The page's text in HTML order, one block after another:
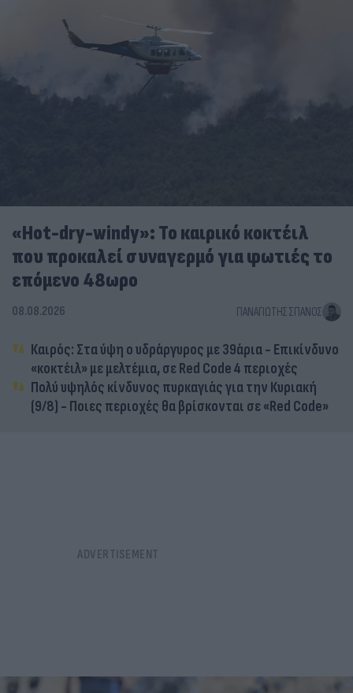
«Hot-dry-windy»: Το καιρικό κοκτέιλ
που προκαλεί συναγερμό για φωτιές το
επόμενο 48ωρο
08.08.2026 ΠΑΝΑΓΙΏΤΗΣ ΣΠΑΝΌΣ
Καιρός: Στα ύψη ο υδράργυρος με 39άρια - Επικίνδυνο
«κοκτέιλ» με μελτέμια, σε Red Code 4 περιοχές
Πολύ υψηλός κίνδυνος πυρκαγιάς για την Κυριακή
(9/8) - Ποιες περιοχές θα βρίσκονται σε «Red Code»